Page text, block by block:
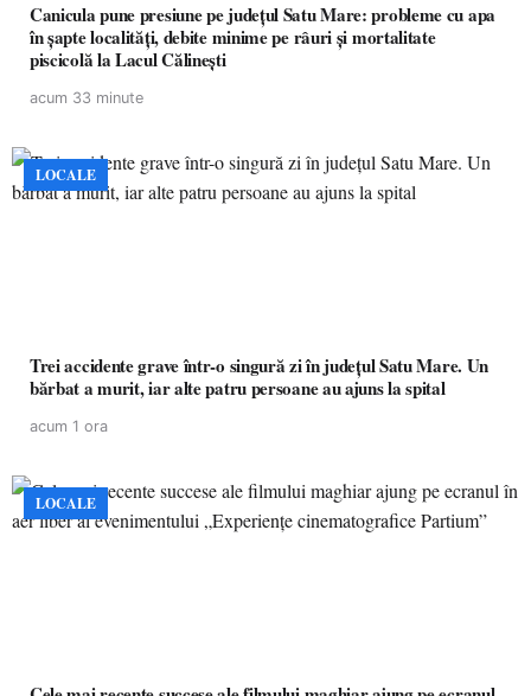
Canicula pune presiune pe județul Satu Mare: probleme cu apa
în șapte localități, debite minime pe râuri și mortalitate
piscicolă la Lacul Călinești
acum 33 minute
LOCALE
Trei accidente grave într-o singură zi în județul Satu Mare. Un
bărbat a murit, iar alte patru persoane au ajuns la spital
acum 1 ora
LOCALE